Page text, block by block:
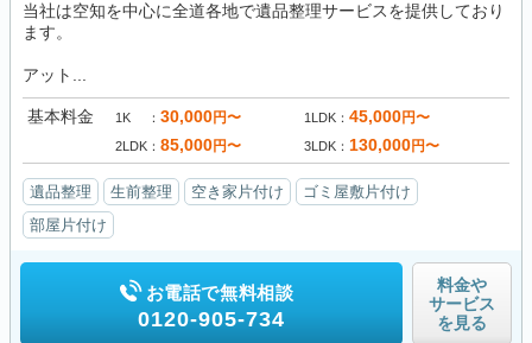
当社は空知を中心に全道各地で遺品整理サービスを提供しており
ます。
アット...
基本料金 1K 30,000円〜 1LDK 45,000円〜
2LDK 85,000円〜 3LDK 130,000円〜
遺品整理 生前整理 空き家片付け
ゴミ屋敷片付け
部屋片付け
お電話で無料相談
0120-905-734
料金や
サービス
を見る